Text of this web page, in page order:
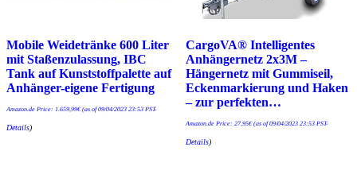
Mobile Weidetränke 600 Liter
mit Staßenzulassung, IBC
Tank auf Kunststoffpalette auf
Anhänger-eigene Fertigung
Amazon.de Price: 1.659,99€(as of 09/04/2023 23:53 PST-
Details)
CargoVA® Intelligentes
Anhängernetz 2x3M –
Hängernetz mit Gummiseil,
Eckenmarkierung und Haken
– zur perfekten…
Amazon.de Price: 27,95€(as of 09/04/2023 23:53 PST-
Details)